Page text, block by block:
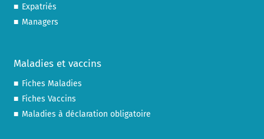
Expatriés
Managers
Maladies et vaccins
Fiches Maladies
Fiches Vaccins
Maladies à déclaration obligatoire